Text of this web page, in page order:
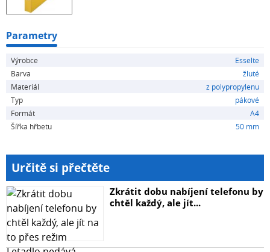
Parametry
Výrobce
Esselte
Barva
žluté
Materiál
z polypropylenu
Typ
pákové
Formát
A4
Šířka hřbetu
50 mm
Určitě si přečtěte
Zkrátit dobu nabíjení telefonu by
chtěl každý, ale jít...